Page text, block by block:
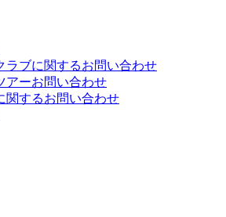
ラブに関するお問い合わせ
アーお問い合わせ
関するお問い合わせ